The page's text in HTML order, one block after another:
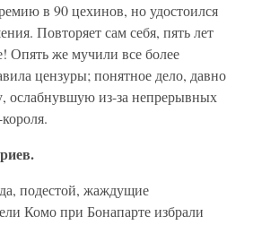
в 90 цехинов, но удостоился
Повторяет сам себя, пять лет
Опять же мучили все более
цензуры; понятное дело, давно
ослабнувшую из-за непрерывных
подестой, жаждущие
Комо при Бонапарте избрали